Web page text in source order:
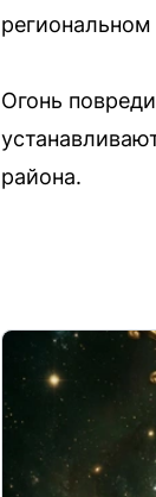
Огонь
района.